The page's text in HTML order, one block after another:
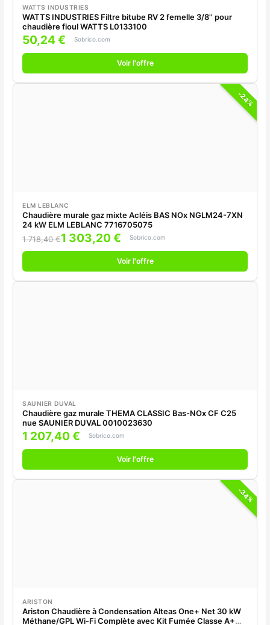
WATTS INDUSTRIES
WATTS INDUSTRIES Filtre bitube RV 2 femelle 3/8'' pour
chaudière fioul WATTS L0133100
50,24 € Sobrico.com
Voir l'offre
-24%
ELM LEBLANC
Chaudière murale gaz mixte Acléis BAS NOx NGLM24-7XN
24 kW ELM LEBLANC 7716705075
1 718,40 €1 303,20 € Sobrico.com
Voir l'offre
SAUNIER DUVAL
Chaudière gaz murale THEMA CLASSIC Bas-NOx CF C25
nue SAUNIER DUVAL 0010023630
1 207,40 € Sobrico.com
Voir l'offre
-34%
ARISTON
Ariston Chaudière à Condensation Alteas One+ Net 30 kW
Méthane/GPL Wi-Fi Complète avec Kit Fumée Classe A+